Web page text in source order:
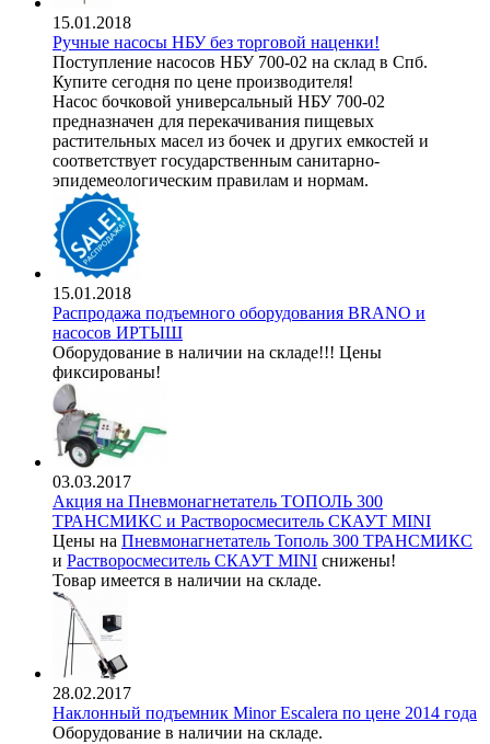
15.01.2018
Ручные насосы НБУ без торговой наценки!
Поступление насосов НБУ 700-02 на склад в Спб.
Купите сегодня по цене производителя!
Насос бочковой универсальный НБУ 700-02
предназначен для перекачивания пищевых
растительных масел из бочек и других емкостей и
соответствует государственным санитарно-
эпидемеологическим правилам и нормам.
15.01.2018
Распродажа подъемного оборудования BRANO и
насосов ИРТЫШ
Оборудование в наличии на складе!!! Цены
фиксированы!
03.03.2017
Акция на Пневмонагнетатель ТОПОЛЬ 300
ТРАНСМИКС и Растворосмеситель СКАУТ MINI
Цены на Пневмонагнетатель Тополь 300 ТРАНСМИКС
и Растворосмеситель СКАУТ MINI снижены!
Товар имеется в наличии на складе.
28.02.2017
Наклонный подъемник Minor Escalera по цене 2014 года
Оборудование в наличии на складе.